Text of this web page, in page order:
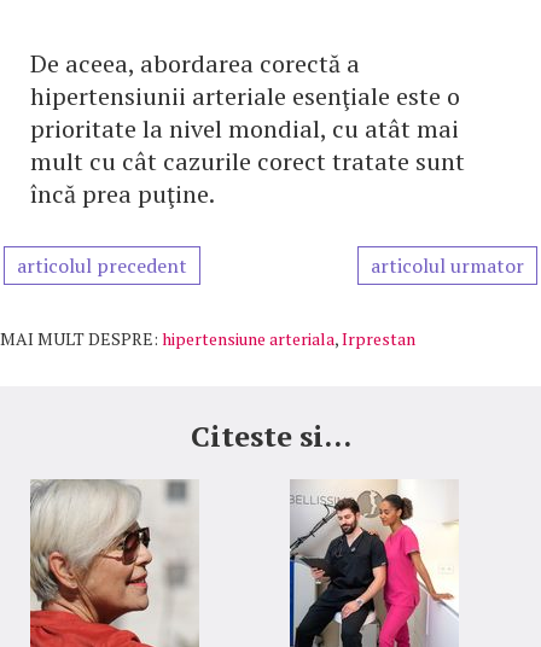
De aceea, abordarea corectă a
hipertensiunii arteriale esenţiale este o
prioritate la nivel mondial, cu atât mai
mult cu cât cazurile corect tratate sunt
încă prea puţine.
articolul precedent articolul urmator
MAI MULT DESPRE: hipertensiune arteriala,Irprestan
Citeste si...